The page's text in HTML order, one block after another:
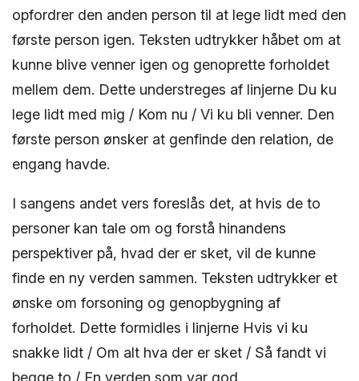
opfordrer den anden person til at lege lidt med den
første person igen. Teksten udtrykker håbet om at
kunne blive venner igen og genoprette forholdet
mellem dem. Dette understreges af linjerne Du ku
lege lidt med mig / Kom nu / Vi ku bli venner. Den
første person ønsker at genfinde den relation, de
engang havde.
I sangens andet vers foreslås det, at hvis de to
personer kan tale om og forstå hinandens
perspektiver på, hvad der er sket, vil de kunne
finde en ny verden sammen. Teksten udtrykker et
ønske om forsoning og genopbygning af
forholdet. Dette formidles i linjerne Hvis vi ku
snakke lidt / Om alt hva der er sket / Så fandt vi